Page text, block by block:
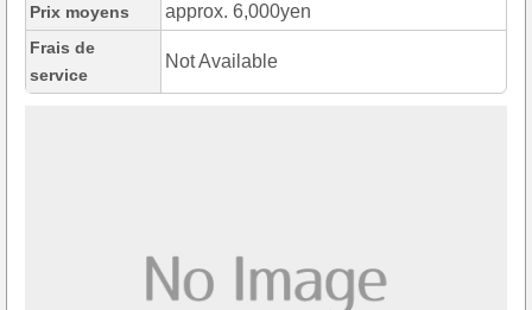
Prix moyens approx. 6,000yen
Frais de
service
Not Available